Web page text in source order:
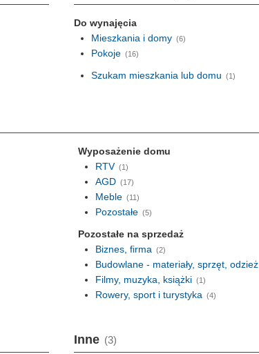
Do wynajęcia
Mieszkania i domy (6)
Pokoje (16)
Szukam mieszkania lub domu (1)
Wyposażenie domu
RTV (1)
AGD (17)
Meble (11)
Pozostałe (5)
Pozostałe na sprzedaż
Biznes, firma (2)
Budowlane - materiały, sprzęt, odzież
Filmy, muzyka, książki (1)
Rowery, sport i turystyka (4)
Inne (3)